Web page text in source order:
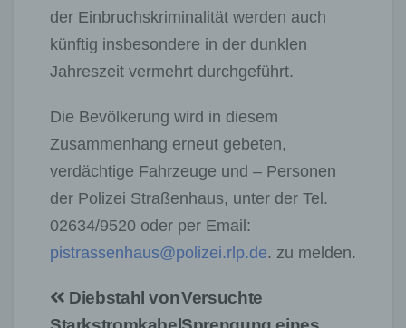
der Einbruchskriminalität werden auch
künftig insbesondere in der dunklen
Jahreszeit vermehrt durchgeführt.
Die Bevölkerung wird in diesem
Zusammenhang erneut gebeten,
verdächtige Fahrzeuge und – Personen
der Polizei Straßenhaus, unter der Tel.
02634/9520 oder per Email:
pistrassenhaus@polizei.rlp.de. zu melden.
Beitragsnavigation
Versuchte
Diebstahl von